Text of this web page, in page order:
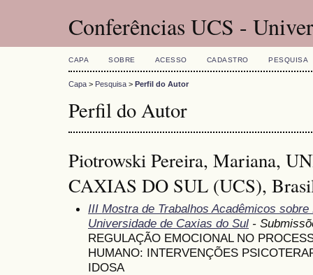
Conferências UCS -
CAPA SOBRE ACESSO CADASTRO PESQUISA
Capa > Pesquisa > Perfil do Autor
Perfil do Autor
Piotrowski Pereira, Mariana,
CAXIAS DO SUL (UCS),
III Mostra de Trabalhos Acadêmicos
Universidade de Caxias do Sul -
REGULAÇÃO EMOCIONAL NO
HUMANO: INTERVENÇÕES
IDOSA